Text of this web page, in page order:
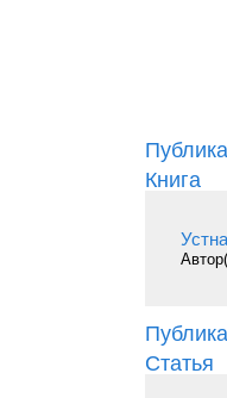
Книга
Статья